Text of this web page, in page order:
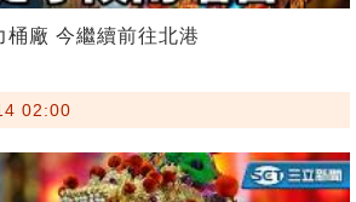
桶廠 今繼續前往北港
02:00